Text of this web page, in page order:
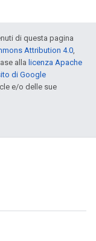
di questa pagina
Attribution 4.0,
alla licenza Apache
di Google
e/o delle sue